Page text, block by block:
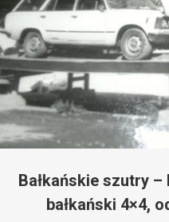
Bałkańskie szutry
bałkański 4×4,